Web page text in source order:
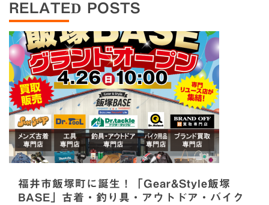
ー
シ
ョ
ン
RELATED POSTS
福井市飯塚町に誕生！「Gear&Style飯塚
BASE」古着・釣り具・アウトドア・バイク